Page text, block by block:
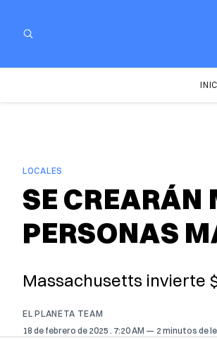
LOCALES
SE CREARÁN
PERSONAS
Massachusetts invierte
EL PLANETA TEAM
18 de febrero de 2025 . 7:20 AM 2 minutos de